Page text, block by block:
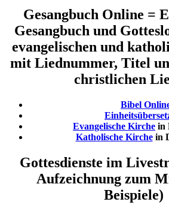
Gesangbuch Online =
Gesangbuch und
evangelischen und
mit Liednummer, Titel
christlichen
Bibel
Evangelische Kirche in
Katholische Kirchein
Gottesdienste im
Aufzeichnung zum
Beispiele)